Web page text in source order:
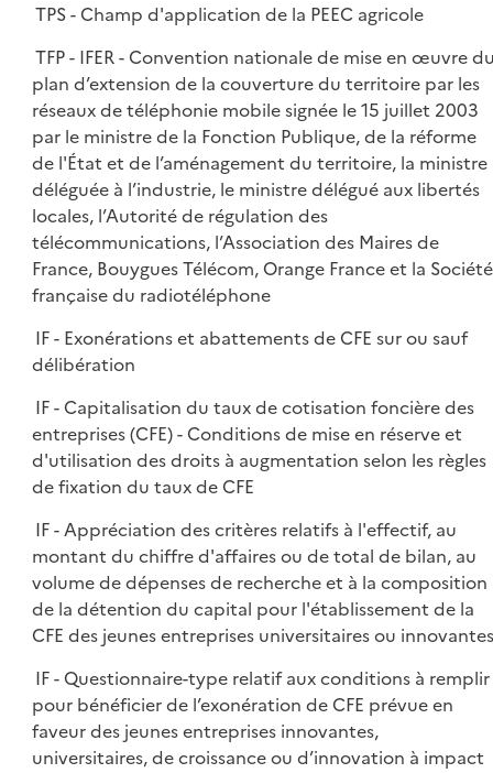
TPS - Champ d'application de la PEEC agricole
TFP - IFER - Convention nationale de mise en œuvre
plan d’extension de la couverture du territoire par les
réseaux de téléphonie mobile signée le 15 juillet 2003
par le ministre de la Fonction Publique, de la réforme
de l'État et de l’aménagement du territoire, la ministre
déléguée à l’industrie, le ministre délégué aux libertés
locales, l’Autorité de régulation des
télécommunications, l’Association des Maires de
France, Bouygues Télécom, Orange France et la Société
française du radiotéléphone
IF - Exonérations et abattements de CFE sur ou sauf
délibération
IF - Capitalisation du taux de cotisation foncière des
entreprises (CFE) - Conditions de mise en réserve et
d'utilisation des droits à augmentation selon les règles
de fixation du taux de CFE
IF - Appréciation des critères relatifs à l'effectif, au
montant du chiffre d'affaires ou de total de bilan, au
volume de dépenses de recherche et à la composition
de la détention du capital pour l'établissement de la
CFE des jeunes entreprises universitaires ou innovantes
IF - Questionnaire-type relatif aux conditions à remplir
pour bénéficier de l’exonération de CFE prévue en
faveur des jeunes entreprises innovantes,
universitaires, de croissance ou d’innovation à impact